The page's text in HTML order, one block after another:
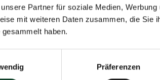
Partner für soziale Medien,
mit weiteren Daten zusammen, die Sie
haben.
Präferenzen